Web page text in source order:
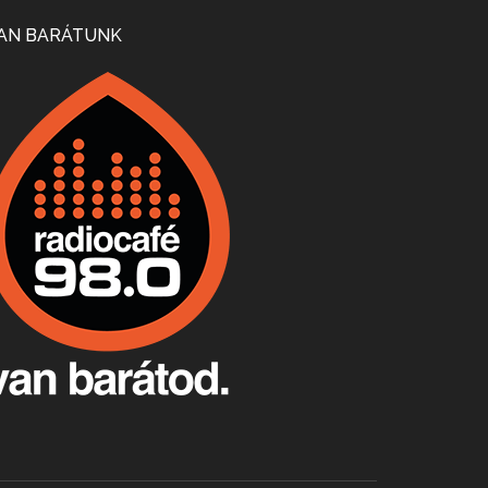
Apr 24, 2026 • 00:38:10
Villány, kékfrankos, Jackfall
Apr 17, 2026 • 00:35:38
Apr 9, 2026 • 00:37:17
BARÁTUNK